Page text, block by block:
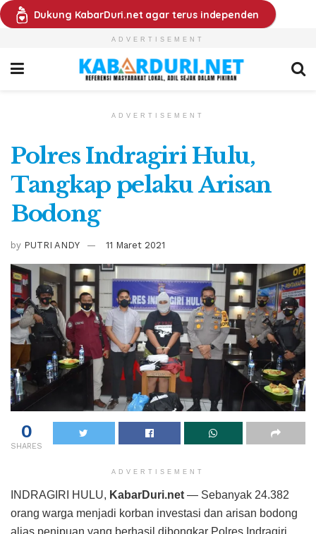
Dukung KabarDuri.net agar terus independen
ADVERTISEMENT
ADVERTISEMENT
Polres Indragiri Hulu,
Tangkap pelaku Arisan
Bodong
by PUTRI ANDY 11 Maret 2021
0
SHARES
ADVERTISEMENT
INDRAGIRI HULU, KabarDuri.net — Sebanyak 24.382
orang warga menjadi korban investasi dan arisan bodong
alias penipuan yang berhasil dibongkar Polres Indragiri